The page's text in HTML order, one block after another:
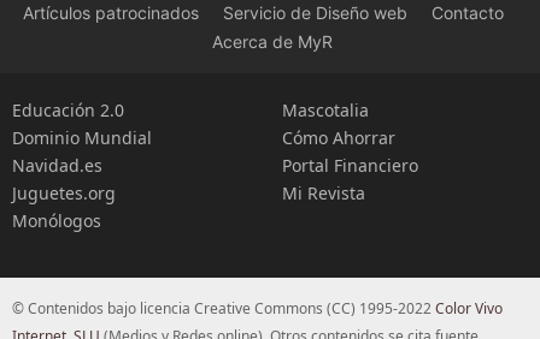
Artículos patrocinados Servicio de Diseño web
Contacto
Acerca de MyR
Educación 2.0
Dominio Mundial
Navidad.es
Juguetes.org
Monólogos
Mascotalia
Cómo Ahorrar
Portal Financiero
Mi Revista
© Contenidos bajo licencia Creative Commons (CC) 1995-2022Color Vivo